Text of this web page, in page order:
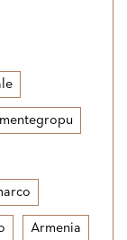
Armenia